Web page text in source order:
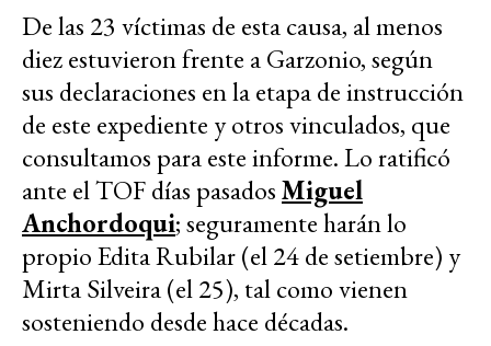
De las 23 víctimas de esta causa, al menos
diez estuvieron frente a Garzonio, según
sus declaraciones en la etapa de instrucción
de este expediente y otros vinculados, que
consultamos para este informe. Lo ratificó
ante el TOF días pasadosMiguel
Anchordoqui; seguramente harán lo
propio Edita Rubilar (el 24 de setiembre) y
Mirta Silveira (el 25), tal como vienen
sosteniendo desde hace décadas.